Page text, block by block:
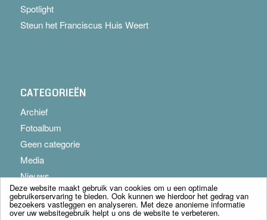
Spotlight
Steun het Franciscus Huis Weert
CATEGORIEËN
Archief
Fotoalbum
Geen categorie
Media
Nieuws
Deze website maakt gebruik van cookies om u een optimale
gebruikerservaring te bieden. Ook kunnen we hierdoor het gedrag van
bezoekers vastleggen en analyseren. Met deze anonieme informatie
over uw websitegebruik helpt u ons de website te verbeteren.